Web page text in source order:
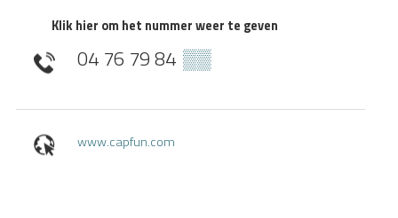
Klik hier om het nummer weer te geven
04 76 79 84 ▒▒
www.capfun.com